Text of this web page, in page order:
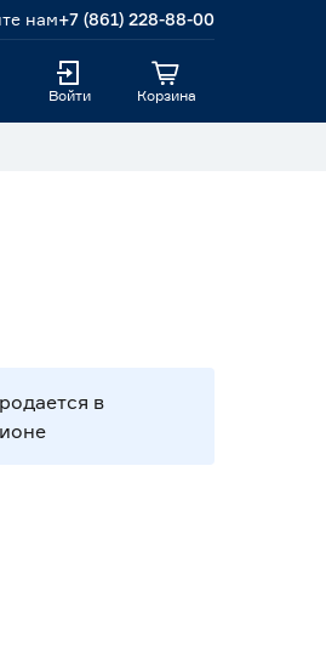
нам+7 (861) 228-88-00
Войти Корзина
в